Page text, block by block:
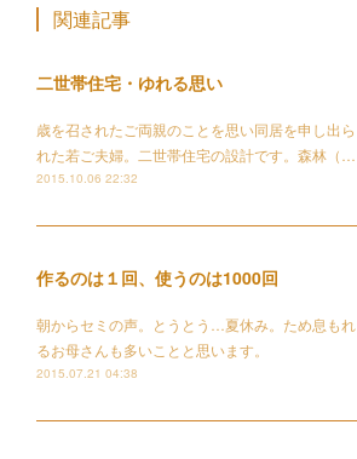
関連記事
二世帯住宅・ゆれる思い
歳を召されたご両親のことを思い同居を申し出ら
れた若ご夫婦。二世帯住宅の設計です。森林（…
2015.10.06 22:32
作るのは１回、使うのは1000回
朝からセミの声。とうとう…夏休み。ため息もれ
るお母さんも多いことと思います。
2015.07.21 04:38